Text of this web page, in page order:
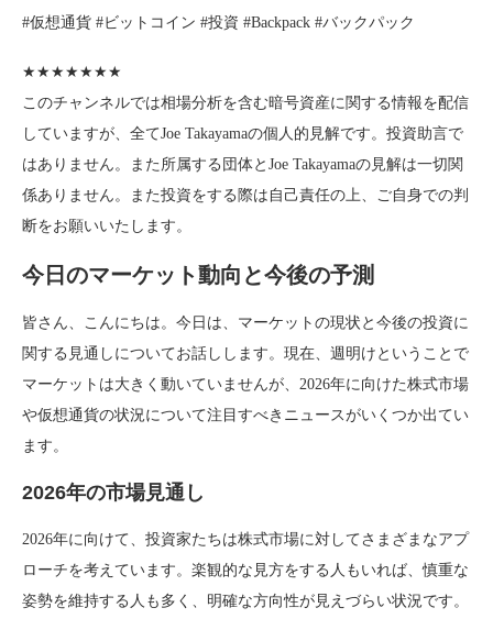
#仮想通貨 #ビットコイン #投資 #Backpack #バックパック
★★★★★★★
このチャンネルでは相場分析を含む暗号資産に関する情報を配信
していますが、全てJoe Takayamaの個人的見解です。投資助言で
はありません。また所属する団体とJoe Takayamaの見解は一切関
係ありません。また投資をする際は自己責任の上、ご自身での判
断をお願いいたします。
今日のマーケット動向と今後の予測
皆さん、こんにちは。今日は、マーケットの現状と今後の投資に
関する見通しについてお話しします。現在、週明けということで
マーケットは大きく動いていませんが、2026年に向けた株式市場
や仮想通貨の状況について注目すべきニュースがいくつか出てい
ます。
2026年の市場見通し
2026年に向けて、投資家たちは株式市場に対してさまざまなアプ
ローチを考えています。楽観的な見方をする人もいれば、慎重な
姿勢を維持する人も多く、明確な方向性が見えづらい状況です。